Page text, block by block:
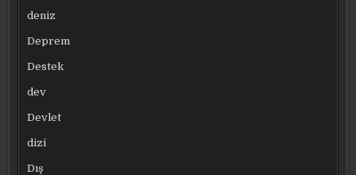
deniz
Deprem
Destek
dev
Devlet
dizi
Dış